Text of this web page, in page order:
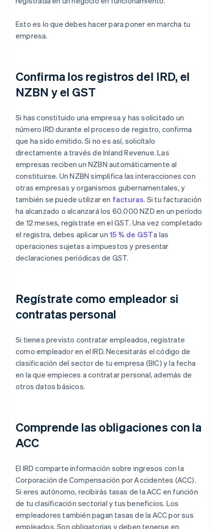
Esto es lo que debes hacer para poner en marcha tu
empresa.
Confirma los registros del IRD, el
NZBN y el GST
Si has constituido una empresa y has solicitado un
número IRD durante el proceso de registro, confirma
que ha sido emitido. Si no es así, solicítalo
directamente a través de Inland Revenue. Las
empresas reciben un NZBN automáticamente al
constituirse. Un NZBN simplifica las interacciones con
otras empresas y organismos gubernamentales, y
también se puede utilizar en facturas. Si tu facturación
ha alcanzado o alcanzará los 60.000 NZD en un período
de 12 meses, regístrate en el GST. Una vez completado
el registra, debes aplicar un 15 % de GSTa las
operaciones sujetas a impuestos y presentar
declaraciones periódicas de GST.
Regístrate como empleador si
contratas personal
Si tienes previsto contratar empleados, regístrate
como empleador en el IRD. Necesitarás el código de
clasificación del sector de tu empresa (BIC) y la fecha
en la que empieces a contratar personal, además de
otros datos básicos.
Comprende las obligaciones con la
ACC
El IRD comparte información sobre ingresos con la
Corporación de Compensación por Accidentes (ACC).
Si eres autónomo, recibirás tasas de la ACC en función
de tu clasificación sectorial y tus beneficios. Los
empleadores también pagan tasas de la ACC por sus
empleados. Son obligatorias y deben tenerse en